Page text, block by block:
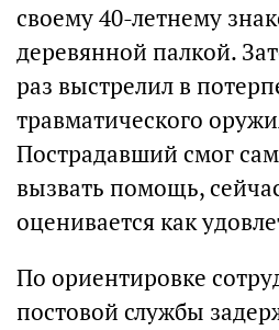
своему 40-летнему
деревянной палкой.
раз выстрелил в
травматического
Пострадавший смог
вызвать помощь,
оценивается как
По ориентировке
постовой службы